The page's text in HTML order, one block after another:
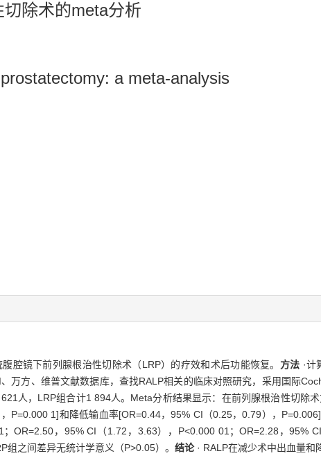
除术的meta分析
a meta-analysis
腔镜下前列腺根治性切除术（LRP）的疗效和术后功能恢复。 方法 ·计
万方、维普文献数据库，查找RALP相关的临床对照研究，采用国际
人，LRP组合计1 894人。Meta分析结果显示：在前列腺根治性切除
P=0.000 1]和降低输血率[OR=0.44，95% CI（0.25，0.79），
OR=2.50，95% CI（1.72，3.63），P<0.000 01；OR=2.28，95%
之间差异无统计学意义（P>0.05）。 结论· RALP在减少术中出血量和